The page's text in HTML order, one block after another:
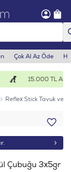
Çok Al Az Öde
15.000 TL
Reflex Stick Tavuk ve
Çubuğu 3x5gr